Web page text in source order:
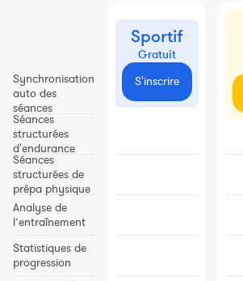
Sportif
Gratuit
S'inscrire
Synchronisation
auto des
séances
Séances
structurées
d'endurance
Séances
structurées de
prépa physique
Analyse de
l’entraînement
Statistiques de
progression